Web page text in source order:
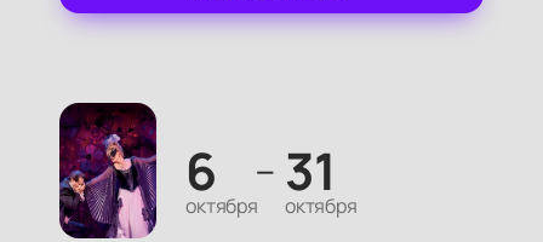
6
октября
— 31
октября